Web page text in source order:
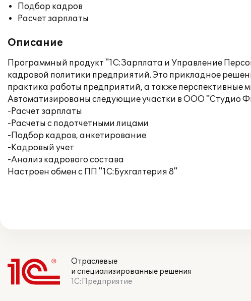
Подбор кадров
Расчет зарплаты
Описание
Программный продукт "1С:Зарплата и Управление
кадровой политики предприятий. Это прикладное
практика работы предприятий, а также перспективные
Автоматизированы следующие участки в ООО "Студио
-Расчет зарплаты
-Расчеты с подотчетными лицами
-Подбор кадров, анкетирование
-Кадровый учет
-Анализ кадрового состава
Настроен обмен с ПП "1С:Бухгалтерия 8"
Отраслевые
и специализированные решения
1С:Предприятие